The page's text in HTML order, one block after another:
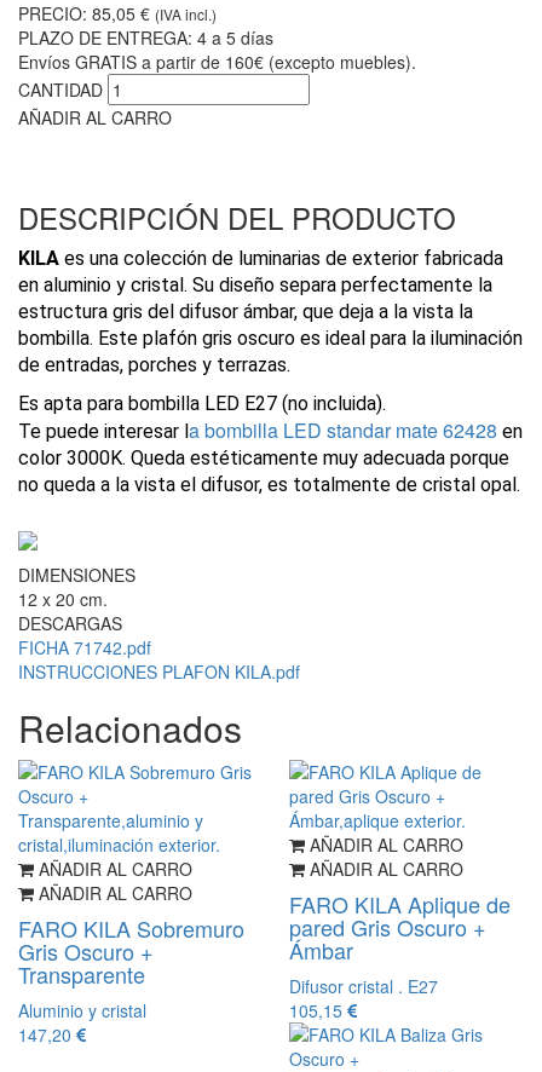
PRECIO: 85,05 € (IVA incl.)
PLAZO DE ENTREGA: 4 a 5 días
Envíos GRATIS a partir de 160€ (excepto muebles).
CANTIDAD
AÑADIR AL CARRO
DESCRIPCIÓN DEL PRODUCTO
KILA es una colección de luminarias de exterior fabricada
en aluminio y cristal. Su diseño separa perfectamente la
estructura gris del difusor ámbar, que deja a la vista la
bombilla. Este plafón gris oscuro es ideal para la iluminación
de entradas, porches y terrazas.
Es apta para bombilla LED E27 (no incluida).
Te puede interesar l a bombilla LED standar mate 62428 en
color 3000K. Queda estéticamente muy adecuada porque
no queda a la vista el difusor, es totalmente de cristal opal.
DIMENSIONES
12 x 20 cm.
DESCARGAS
FICHA 71742.pdf
INSTRUCCIONES PLAFON KILA.pdf
Relacionados
AÑADIR AL CARRO
AÑADIR AL CARRO
FARO KILA Sobremuro
Gris Oscuro +
Transparente
Aluminio y cristal
147,20
AÑADIR AL CARRO
AÑADIR AL CARRO
FARO KILA Aplique de
pared Gris Oscuro +
Ámbar
Difusor cristal . E27
105,15